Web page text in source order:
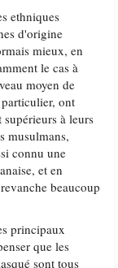
ethniques
d'origine
mieux, en
le cas à
moyen de
ont
supérieurs à leurs
musulmans,
connu une
et en
beaucoup
principaux
que les
sont tous